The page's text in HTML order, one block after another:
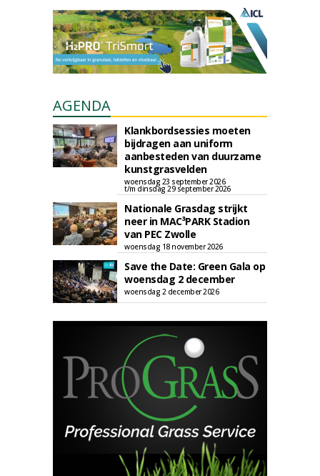
AGENDA
Klankbordsessies moeten
bijdragen aan uniform
aanbesteden van duurzame
kunstgrasvelden
woensdag 23 september 2026
t/m dinsdag 29 september 2026
Nationale Grasdag strijkt
neer in MAC³PARK Stadion
van PEC Zwolle
woensdag 18 november 2026
Save the Date: Green Gala op
woensdag 2 december
woensdag 2 december 2026